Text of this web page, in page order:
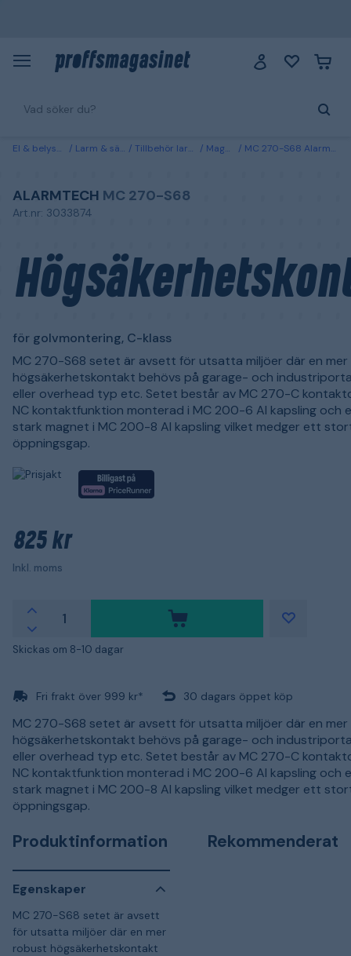
El & belysning Larm & säkerhet Tillbehör larm & säkerhet Magnetkontakter MC 270-S68 Alarmtech Högsäkerhetskontakt för golvmontering, C-klass
ALARMTECH MC 270-S68
Art.nr: 3033874
för golvmontering, C-klass
MC 270-S68 setet är avsett för utsatta miljöer där en
högsäkerhetskontakt behövs på garage- och
eller overhead typ etc. Setet består av MC 270-C
NC kontaktfunktion monterad i MC 200-6 Al kapsling och
stark magnet i MC 200-8 Al kapsling vilket medger ett
öppningsgap.
825 kr
Inkl. moms
Skickas om 8-10 dagar
Fri frakt över 999 kr* 30 dagars öppet köp
MC 270-S68 setet är avsett för utsatta miljöer där en
högsäkerhetskontakt behövs på garage- och
eller overhead typ etc. Setet består av MC 270-C
NC kontaktfunktion monterad i MC 200-6 Al kapsling och
stark magnet i MC 200-8 Al kapsling vilket medger ett
öppningsgap.
Produktinformation
Egenskaper
MC 270-S68 setet är avsett
för utsatta miljöer där en mer
robust högsäkerhetskontakt
Rekommenderat